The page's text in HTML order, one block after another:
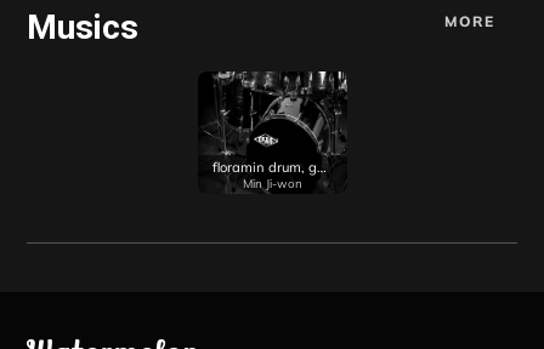
Musics MORE
floramin drum, guitar
Min Ji-won